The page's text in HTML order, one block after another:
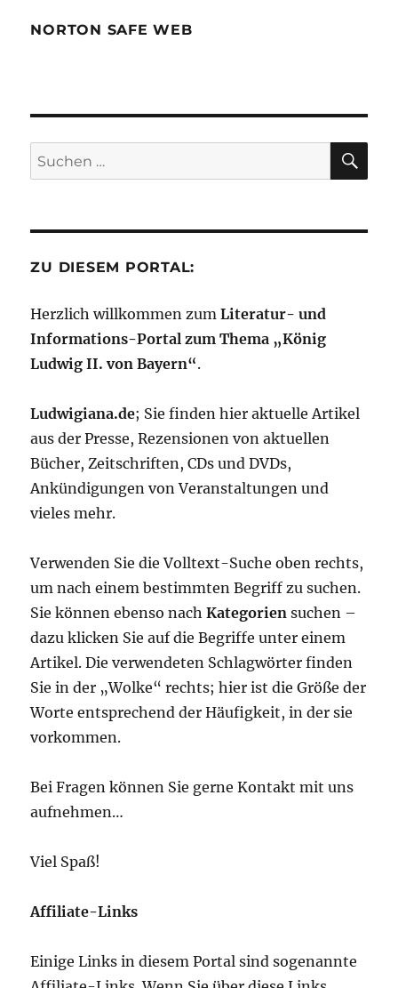
NORTON SAFE WEB
Suchen
nach:
ZU DIESEM PORTAL:
Herzlich willkommen zumLiteratur- und
Informations-Portal zum Thema „König
Ludwig II. von Bayern“.
Ludwigiana.de; Sie finden hier aktuelle Artikel
aus der Presse, Rezensionen von aktuellen
Bücher, Zeitschriften, CDs und DVDs,
Ankündigungen von Veranstaltungen und
vieles mehr.
Verwenden Sie die Volltext-Suche oben rechts,
um nach einem bestimmten Begriff zu suchen.
Sie können ebenso nachKategorien suchen –
dazu klicken Sie auf die Begriffe unter einem
Artikel. Die verwendeten Schlagwörter finden
Sie in der „Wolke“ rechts; hier ist die Größe der
Worte entsprechend der Häufigkeit, in der sie
vorkommen.
Bei Fragen können Sie gerne Kontakt mit uns
aufnehmen…
Viel Spaß!
Affiliate-Links
Einige Links in diesem Portal sind sogenannte